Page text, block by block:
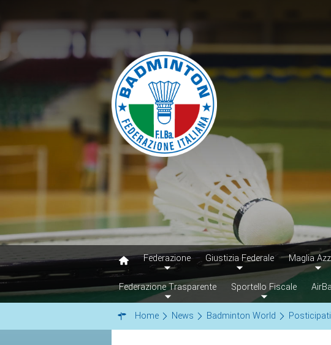
Federazione Giustizia Federale Maglia
Federazione Trasparente Sportello Fiscale
Home News Badminton World